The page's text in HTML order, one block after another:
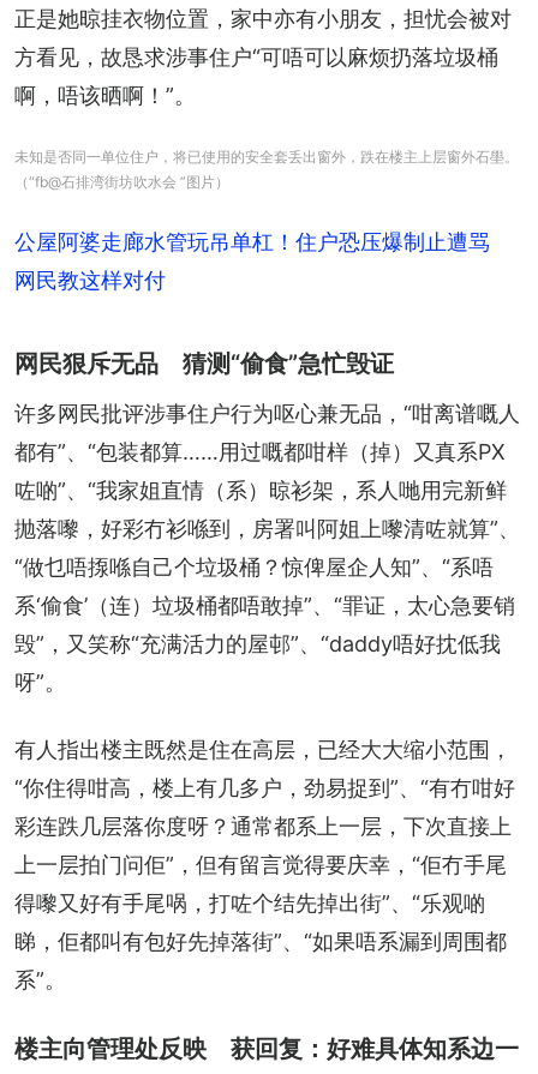
正是她晾挂衣物位置，家中亦有小朋友，担忧会被对
方看见，故恳求涉事住户“可唔可以麻烦扔落垃圾桶
啊，唔该晒啊！”。
未知是否同一单位住户，将已使用的安全套丢出窗外，跌在楼主上层窗外石壆。
（“fb@石排湾街坊吹水会 ”图片）
公屋阿婆走廊水管玩吊单杠！住户恐压爆制止遭骂
网民教这样对付
网民狠斥无品 猜测“偷食”急忙毁证
许多网民批评涉事住户行为呕心兼无品，“咁离谱嘅人
都有”、“包装都算……用过嘅都咁样（掉）又真系PX
咗啲”、“我家姐直情（系）晾衫架，系人哋用完新鲜
抛落嚟，好彩冇衫喺到，房署叫阿姐上嚟清咗就算”、
“做乜唔揼喺自己个垃圾桶？惊俾屋企人知”、“系唔
系‘偷食’（连）垃圾桶都唔敢掉”、“罪证，太心急要销
毁”，又笑称“充满活力的屋邨”、“daddy唔好抌低我
呀”。
有人指出楼主既然是住在高层，已经大大缩小范围，
“你住得咁高，楼上有几多户，劲易捉到”、“有冇咁好
彩连跌几层落你度呀？通常都系上一层，下次直接上
上一层拍门问佢”，但有留言觉得要庆幸，“佢冇手尾
得嚟又好有手尾㖞，打咗个结先掉出街”、“乐观啲
睇，佢都叫有包好先掉落街”、“如果唔系漏到周围都
系”。
楼主向管理处反映 获回复：好难具体知系边一